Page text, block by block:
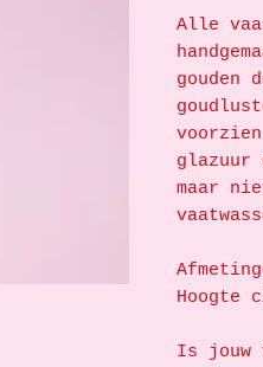
Alle
gouden
glazuur
maar
Hoogte
Is jouw